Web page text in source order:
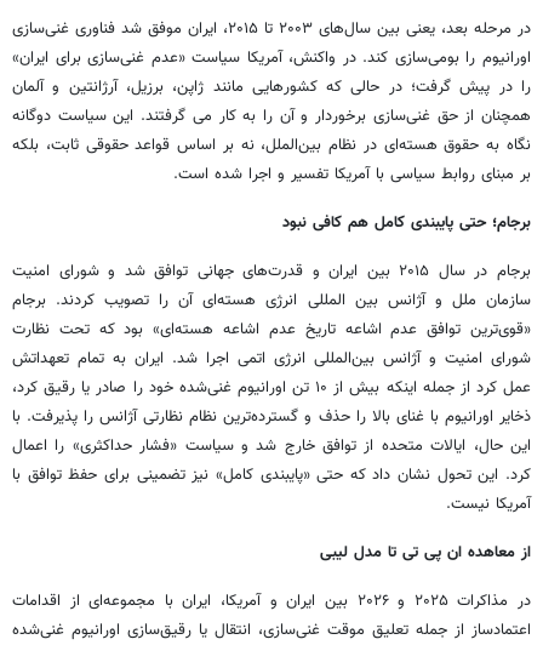
در مرحله بعد، یعنی بین سال‌های ۲۰۰۳ تا ۲۰۱۵، ایران موفق شد فناوری غنی‌سازی
اورانیوم را بومی‌سازی کند. در واکنش، آمریکا سیاست «عدم غنی‌سازی برای ایران»
را در پیش گرفت؛ در حالی که کشورهایی مانند ژاپن، برزیل، آرژانتین و آلمان
همچنان از حق غنی‌سازی برخوردار و آن را به کار می گرفتند. این سیاست دوگانه
نگاه به حقوق هسته‌ای در نظام بین‌الملل، نه بر اساس قواعد حقوقی ثابت، بلکه
بر مبنای روابط سیاسی با آمریکا تفسیر و اجرا شده است.
برجام؛ حتی پایبندی کامل هم کافی نبود
برجام در سال ۲۰۱۵ بین ایران و قدرت‌های جهانی توافق شد و شورای امنیت
سازمان ملل و آژانس بین المللی انرژی هسته‌ای آن را تصویب کردند. برجام
«قوی‌ترین توافق عدم اشاعه تاریخ عدم اشاعه هسته‌ای» بود که تحت نظارت
شورای امنیت و آژانس بین‌المللی انرژی اتمی اجرا شد. ایران به تمام تعهداتش
عمل کرد از جمله اینکه بیش از ۱۰ تن اورانیوم غنی‌شده خود را صادر یا رقیق کرد،
ذخایر اورانیوم با غنای بالا را حذف و گسترده‌ترین نظام نظارتی آژانس را پذیرفت. با
این حال، ایالات متحده از توافق خارج شد و سیاست «فشار حداکثری» را اعمال
کرد. این تحول نشان داد که حتی «پایبندی کامل» نیز تضمینی برای حفظ توافق با
آمریکا نیست.
از معاهده ان پی تی تا مدل لیبی
در مذاکرات ۲۰۲۵ و ۲۰۲۶ بین ایران و آمریکا، ایران با مجموعه‌ای از اقدامات
اعتمادساز از جمله تعلیق موقت غنی‌سازی، انتقال یا رقیق‌سازی اورانیوم غنی‌شده